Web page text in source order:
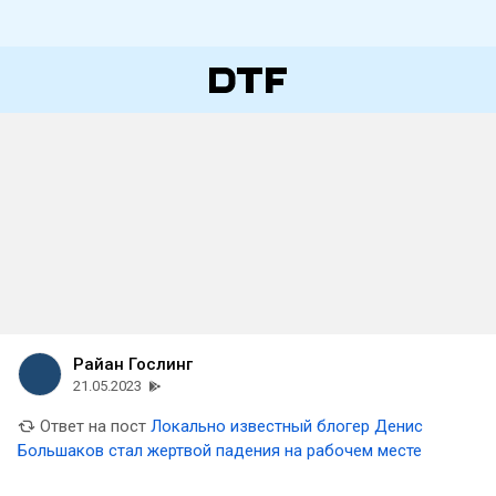
Райан Гослинг
21.05.2023
Ответ на пост Локально известный блогер Денис
Большаков стал жертвой падения на рабочем месте